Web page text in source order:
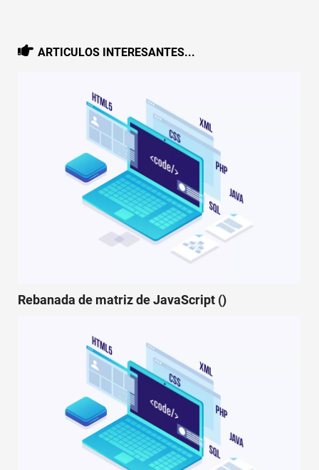
ARTICULOS INTERESANTES...
Rebanada de matriz de JavaScript ()